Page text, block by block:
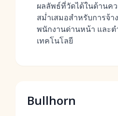
ผลลัพธ์ที่วัดได้ในด้านค
สม่ำเสมอสำหรับการจ้
พนักงานด่านหน้า และ
เทคโนโลยี
Bullhorn